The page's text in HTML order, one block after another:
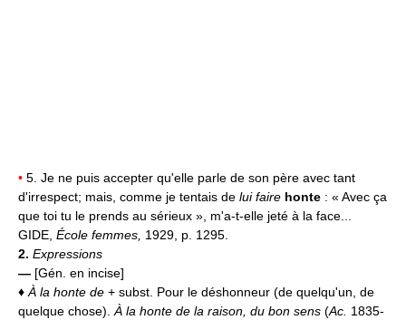
• 5. Je ne puis accepter qu'elle parle de son père avec tant
d'irrespect; mais, comme je tentais de lui faire honte : « Avec ça
que toi tu le prends au sérieux », m'a-t-elle jeté à la face...
GIDE, École femmes, 1929, p. 1295.
2. Expressions
— [Gén. en incise]
♦ À la honte de + subst. Pour le déshonneur (de quelqu'un, de
quelque chose). À la honte de la raison, du bon sens (Ac. 1835-